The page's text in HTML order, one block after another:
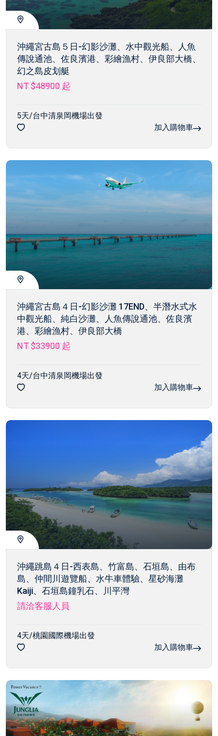
沖繩宮古島５日-幻影沙灘、水中觀光船、人魚
傳說通池、佐良濱港、彩繪漁村、伊良部大橋、
幻之島皮划艇
NT $48900 起
5天/台中清泉岡機場出發
加入購物車
沖繩宮古島４日-幻影沙灘 17END、半潛水式水
中觀光船、純白沙灘、人魚傳說通池、佐良濱
港、彩繪漁村、伊良部大橋
NT $33900 起
4天/台中清泉岡機場出發
加入購物車
沖繩跳島４日-西表島、竹富島、石垣島、由布
島、仲間川遊覽船、水牛車體驗、星砂海灘
Kaiji、石垣島鐘乳石、川平灣
請洽客服人員
4天/桃園國際機場出發
加入購物車